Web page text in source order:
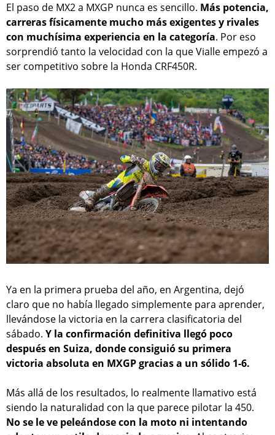
El paso de MX2 a MXGP nunca es sencillo. Más potencia,
carreras físicamente mucho más exigentes y rivales
con muchísima experiencia en la categoría. Por eso
sorprendió tanto la velocidad con la que Vialle empezó a
ser competitivo sobre la Honda CRF450R.
Ya en la primera prueba del año, en Argentina, dejó
claro que no había llegado simplemente para aprender,
llevándose la victoria en la carrera clasificatoria del
sábado. Y la confirmación definitiva llegó poco
después en Suiza, donde consiguió su primera
victoria absoluta en MXGP gracias a un sólido 1-6.
Más allá de los resultados, lo realmente llamativo está
siendo la naturalidad con la que parece pilotar la 450.
No se le ve peleándose con la moto ni intentando